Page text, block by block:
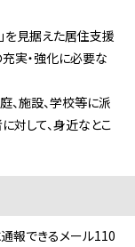
を見据えた居住支援
実・強化に必要な
、施設、学校等に派
対して、身近なとこ
報できるメール110